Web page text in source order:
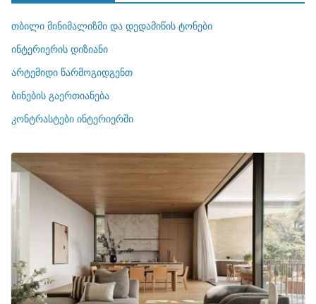
ო
რ
ბ
ი
თბილი მინიმალიზმი და დედამიწის ტონები
ინტერიერის დიზიანი
არტემიდი წარმოგიდგენთ
ბინების გაერთიანება
კონტრასტები ინტერიერში